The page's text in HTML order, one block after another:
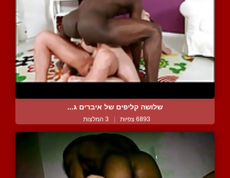
שלושה קליפים של איברים ג...
6893 צפיות | 3 המלצות